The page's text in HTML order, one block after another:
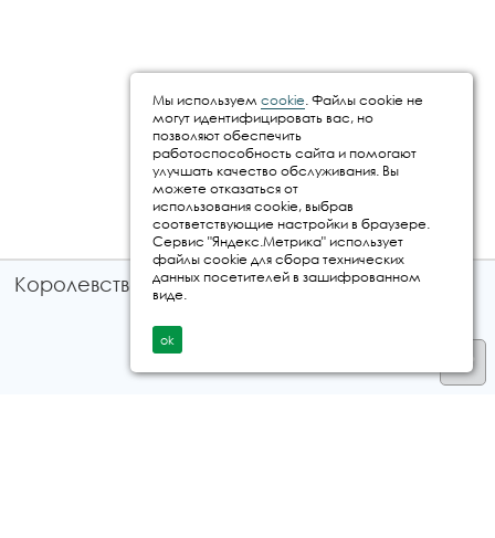
Королевство путешествий © 2026
Мы используем cookie. Файлы cookie не
могут идентифицировать вас, но
позволяют обеспечить
работоспособность сайта и помогают
улучшать качество обслуживания. Вы
можете отказаться от
использования cookie, выбрав
соответствующие настройки в браузере.
Сервис "Яндекс.Метрика" использует
файлы cookie для сбора технических
данных посетителей в зашифрованном
виде.
ok